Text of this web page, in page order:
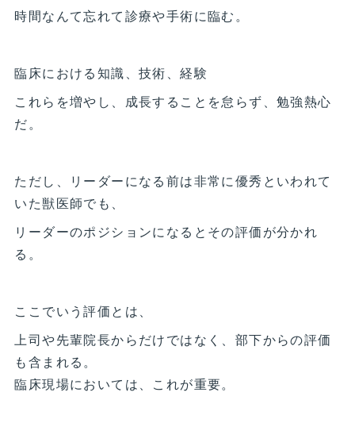
時間なんて忘れて診療や手術に臨む。
臨床における知識、技術、経験
これらを増やし、成長することを怠らず、勉強熱心
だ。
ただし、リーダーになる前は非常に優秀といわれて
いた獣医師でも、
リーダーのポジションになるとその評価が分かれ
る。
ここでいう評価とは、
上司や先輩院長からだけではなく、部下からの評価
も含まれる。
臨床現場においては、これが重要。